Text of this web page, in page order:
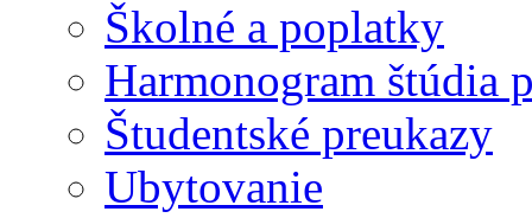
Školné a poplatky
Harmonogram štúdia
Študentské preukazy
Ubytovanie